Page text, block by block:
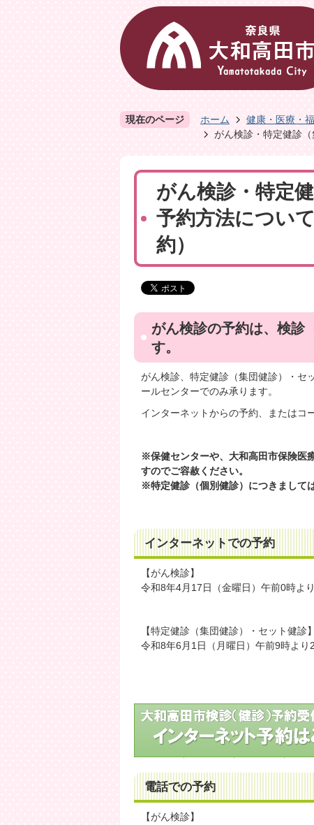
現在のページ ホーム 健康・医療・
がん検診・特定健診
がん検診・特定
予約方法につい
約）
がん検診の予約は、検診
す。
がん検診、特定健診（集団健診）・セ
ールセンターでのみ承ります。
インターネットからの予約、またはコ
※保健センターや、大和高田市保険医
すのでご容赦ください。
※特定健診（個別健診）につきまして
インターネットでの予約
【がん検診】
令和8年4月17日（金曜日）午前0時よ
【特定健診（集団健診）・セット健診】
令和8年6月1日（月曜日）午前9時より
電話での予約
【がん検診】